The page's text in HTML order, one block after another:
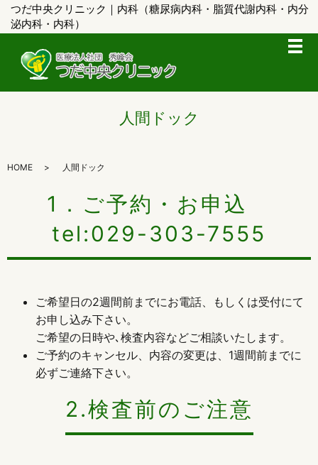
つだ中央クリニック｜内科（糖尿病内科・脂質代謝内科・内分
泌内科・内科）
メ
人間ドック
HOME 人間ドック
1．ご予約・お申込
tel:029-303-7555
ご希望日の2週間前までにお電話、もしくは受付にて
お申し込み下さい。
ご希望の日時や､検査内容などご相談いたします。
ご予約のキャンセル、内容の変更は、1週間前までに
必ずご連絡下さい。
2.検査前のご注意